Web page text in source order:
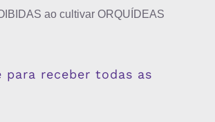
ao cultivar ORQUÍDEAS
para receber todas as